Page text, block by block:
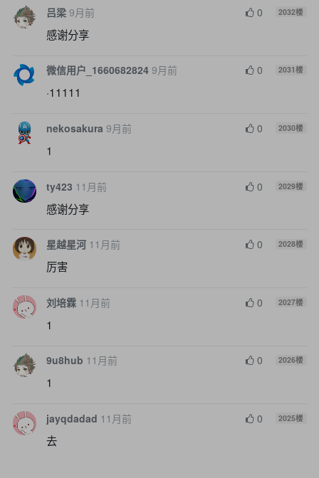
吕梁 9月前 0 2032楼
感谢分享
微信用户_1660682824 9月前 0 2031楼
·11111
nekosakura 9月前 0 2030楼
1
ty423 11月前 0 2029楼
感谢分享
星越星河 11月前 0 2028楼
厉害
刘培霖 11月前 0 2027楼
1
9u8hub 11月前 0 2026楼
1
jayqdadad 11月前 0 2025楼
去